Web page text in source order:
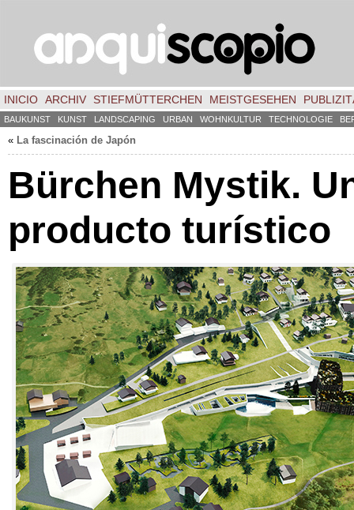
INICIO ARCHIV STIEFMÜTTERCHEN MEISTGESEHEN
BAUKUNST KUNST LANDSCAPING URBAN WOHNKULTUR TECHNOLOGIE
« La fascinación de Japón
Bürchen Mystik.
producto turístico